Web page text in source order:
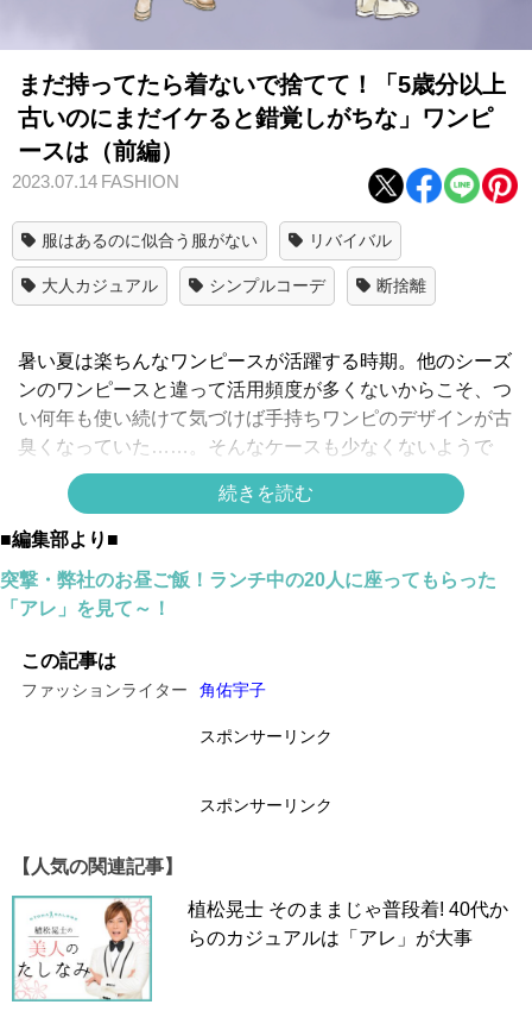
まだ持ってたら着ないで捨てて！「5歳分以上
古いのにまだイケると錯覚しがちな」ワンピ
ースは（前編）
2023.07.14 FASHION
服はあるのに似合う服がない リバイバル
大人カジュアル シンプルコーデ 断捨離
暑い夏は楽ちんなワンピースが活躍する時期。他のシーズ
ンのワンピースと違って活用頻度が多くないからこそ、つ
い何年も使い続けて気づけば手持ちワンピのデザインが古
臭くなっていた……。そんなケースも少なくないようで
す。そこで今回は、クローゼットにあったら今年こそ捨て
て！今必要のない夏ワンピの特徴をご紹介します。
ベアトップタイプのマキシ丈ワンピース
続きを読む
■編集部より■
突撃・弊社のお昼ご飯！ランチ中の20人に座ってもらった
「アレ」を見て～！
この記事は
ファッションライター 角佑宇子
スポンサーリンク
スポンサーリンク
【人気の関連記事】
植松晃士 そのままじゃ普段着! 40代か
らのカジュアルは「アレ」が大事